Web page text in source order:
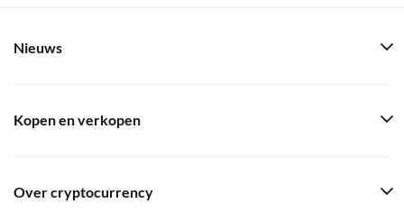
Nieuws
Kopen en verkopen
Over cryptocurrency